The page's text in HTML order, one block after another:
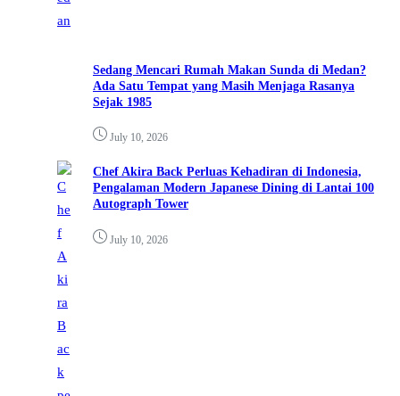
Sedang Mencari Rumah Makan Sunda di Medan?
Ada Satu Tempat yang Masih Menjaga Rasanya
Sejak 1985
July 10, 2026
Chef Akira Back Perluas Kehadiran di Indonesia,
Pengalaman Modern Japanese Dining di Lantai 100
Autograph Tower
July 10, 2026